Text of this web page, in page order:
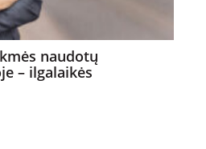
naudotų
– ilgalaikės